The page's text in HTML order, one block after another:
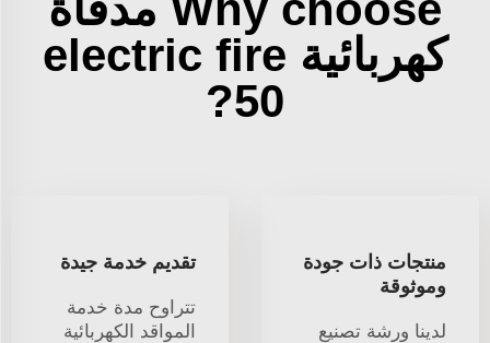
كهربائية electric fire
50?
منتجات ذات جودة
وموثوقة
لدينا ورشة تصنيع
تقديم خدمة جيدة
تتراوح مدة خدمة
المواقد الكهربائية